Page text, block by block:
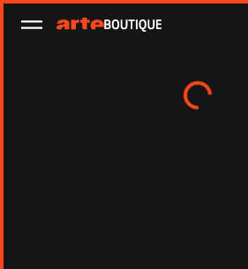
Ouvrir le menu